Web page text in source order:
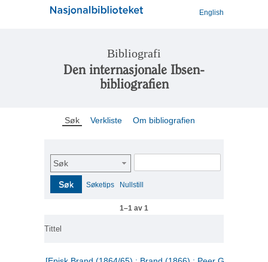
English
Bibliografi
Den internasjonale Ibsen-
bibliografien
Søk Verkliste Om bibliografien
Søk
Søk Søketips Nullstill
1–1 av 1
Tittel